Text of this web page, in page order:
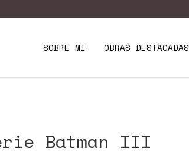
SOBRE MI OBRAS DESTACADAS
Batman III